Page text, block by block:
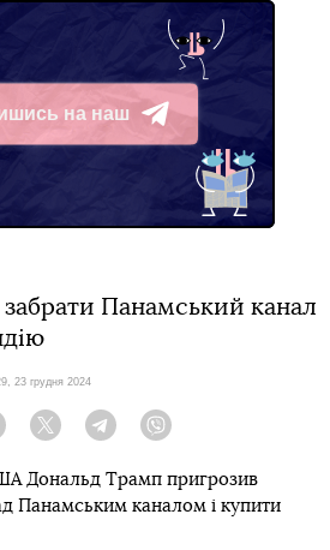
на наш
Панамський канал
23 грудня 2024
Twitter TelegramViber
Дональд Трамп пригрозив
Панамським каналом і купити